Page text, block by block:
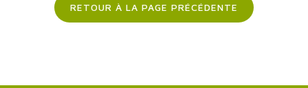
RETOUR À LA PAGE PRÉCÉDENTE